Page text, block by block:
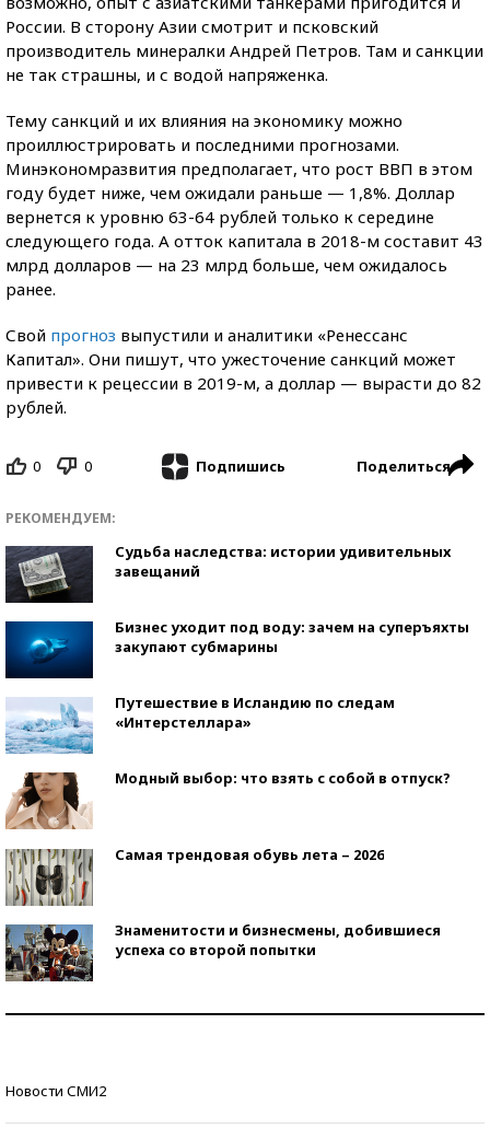
России. В сторону Азии смотрит и псковский
производитель минералки Андрей Петров. Там и санкции
не так страшны, и с водой напряженка.
Тему санкций и их влияния на экономику можно
проиллюстрировать и последними прогнозами.
Минэкономразвития предполагает, что рост ВВП в этом
году будет ниже, чем ожидали раньше — 1,8%. Доллар
вернется к уровню 63-64 рублей только к середине
следующего года. А отток капитала в 2018-м составит 43
млрд долларов — на 23 млрд больше, чем ожидалось
ранее.
Свой прогноз выпустили и аналитики «Ренессанс
Капитал». Они пишут, что ужесточение санкций может
привести к рецессии в 2019-м, а доллар — вырасти до 82
рублей.
0 0 Подпишись Поделиться
РЕКОМЕНДУЕМ:
Судьба наследства: истории удивительных
завещаний
Бизнес уходит под воду: зачем на суперъяхты
закупают субмарины
Путешествие в Исландию по следам
«Интерстеллара»
Модный выбор: что взять с собой в отпуск?
Самая трендовая обувь лета – 2026
Знаменитости и бизнесмены, добившиеся
успеха со второй попытки
Новости СМИ2